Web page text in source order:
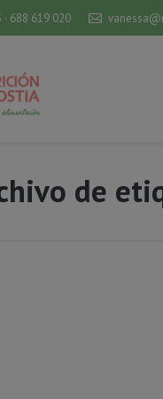
688 619 020
de